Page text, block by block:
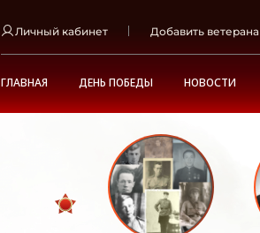
Личный кабинет Добавить ветерана
ГЛАВНАЯ ДЕНЬ ПОБЕДЫ НОВОСТИ